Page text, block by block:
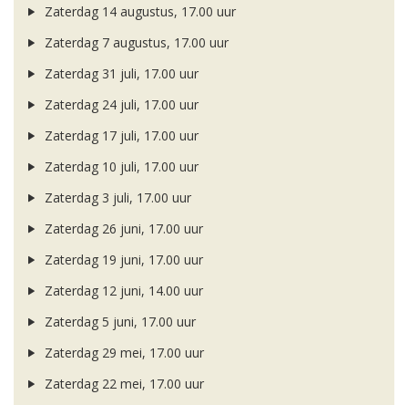
Zaterdag 14 augustus, 17.00 uur
Zaterdag 7 augustus, 17.00 uur
Zaterdag 31 juli, 17.00 uur
Zaterdag 24 juli, 17.00 uur
Zaterdag 17 juli, 17.00 uur
Zaterdag 10 juli, 17.00 uur
Zaterdag 3 juli, 17.00 uur
Zaterdag 26 juni, 17.00 uur
Zaterdag 19 juni, 17.00 uur
Zaterdag 12 juni, 14.00 uur
Zaterdag 5 juni, 17.00 uur
Zaterdag 29 mei, 17.00 uur
Zaterdag 22 mei, 17.00 uur